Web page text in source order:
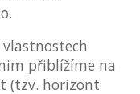
vlastnostech
přiblížíme na
(tzv. horizont